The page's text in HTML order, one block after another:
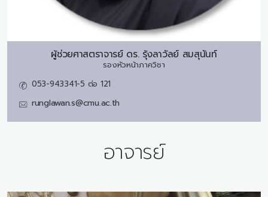
ผู้ช่วยศาสตราจารย์ ดร. รุ้งลาวัลย์ สมสุนันท์
รองหัวหน้าภาควิชา
053-943341-5 ต่อ 121
runglawan.s@cmu.ac.th
อาจารย์